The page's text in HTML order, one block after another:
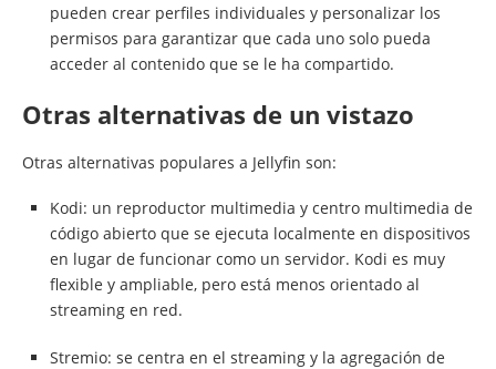
pueden crear perfiles individuales y personalizar los
permisos para garantizar que cada uno solo pueda
acceder al contenido que se le ha compartido.
Otras alternativas de un vistazo
Otras alternativas populares a Jellyfin son:
Kodi: un reproductor multimedia y centro multimedia de
código abierto que se ejecuta localmente en dispositivos
en lugar de funcionar como un servidor. Kodi es muy
flexible y ampliable, pero está menos orientado al
streaming en red.
Stremio: se centra en el streaming y la agregación de